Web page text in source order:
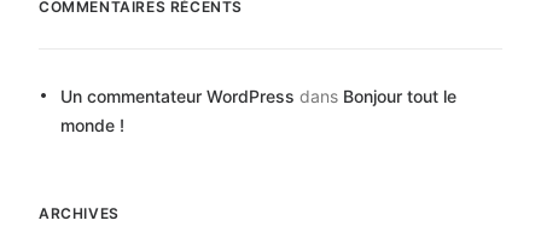
COMMENTAIRES RÉCENTS
Un commentateur WordPress dans Bonjour tout le
monde !
ARCHIVES